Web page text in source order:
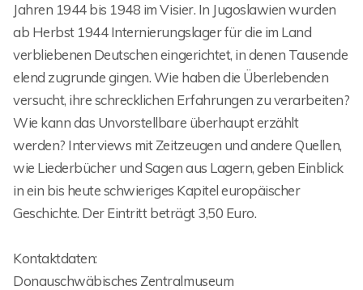
Jahren 1944 bis 1948 im Visier. In Jugoslawien wurden
ab Herbst 1944 Internierungslager für die im Land
verbliebenen Deutschen eingerichtet, in denen Tausende
elend zugrunde gingen. Wie haben die Überlebenden
versucht, ihre schrecklichen Erfahrungen zu verarbeiten?
Wie kann das Unvorstellbare überhaupt erzählt
werden? Interviews mit Zeitzeugen und andere Quellen,
wie Liederbücher und Sagen aus Lagern, geben Einblick
in ein bis heute schwieriges Kapitel europäischer
Geschichte. Der Eintritt beträgt 3,50 Euro.
Kontaktdaten:
Donauschwäbisches Zentralmuseum